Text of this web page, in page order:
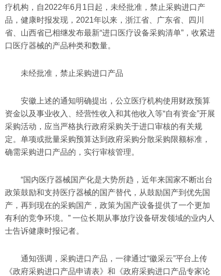
疗机构，自2022年6月1日起，未经批准，禁止采购进口产
品，健康时报发现，2021年以来，浙江省、广东省、四川
省、山西省已相继发布最新“进口医疗设备采购清单”，收紧进
口医疗器械的产品种类和数量。
未经批准，禁止采购进口产品
安徽上述的通知明确提出，公立医疗机构使用财政预算
资金以及事业收入、经营性收入和其他收入等“自有资金”开展
采购活动，应当严格执行政府采购关于进口审核的有关规
定。单项或批量采购预算达到政府采购分散采购限额标准，
确需采购进口产品的，实行审核管理。
“国内医疗器械国产化是大势所趋，近年来国家不断出台
政策鼓励和支持医疗器械的国产替代，从鼓励国产到优先国
产，再到现在的采购国产，政策为国产设备提供了一个更加
有利的竞争环境。” 一位长期从事放疗设备研发领域的业内人
士告诉健康时报记者。
通知强调，采购进口产品，一律通过“徽采云”平台上传
《政府采购进口产品申请表》和《政府采购进口产品专家论